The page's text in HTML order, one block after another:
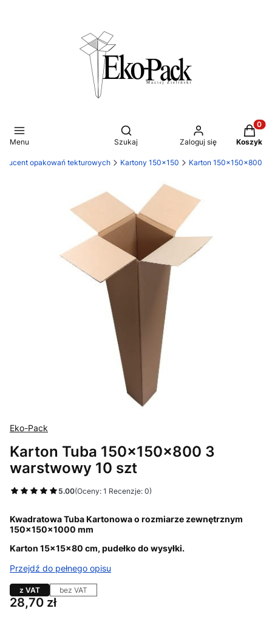
Menu
Otwórz wyszukiwarkę
Szukaj Zaloguj się Koszyk
opakowań tekturowych Kartony 150x150 Karton 150x150x800
Eko-Pack
Karton Tuba 150x150x800 3
warstwowy 10 szt
5.00(Oceny: 1 Recenzje: 0)
Kwadratowa Tuba Kartonowa o rozmiarze zewnętrznym
150x150x1000 mm
Karton 15x15x80 cm, pudełko do wysyłki.
Przejdź do pełnego opisu
z VAT bez VAT
Cena
28,70 zł